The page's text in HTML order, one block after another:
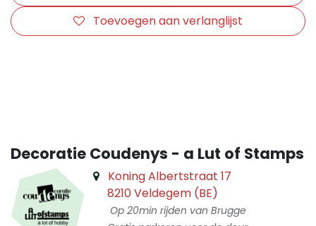
Toevoegen aan verlanglijst
Decoratie Coudenys - a Lut of Stamps
Koning Albertstraat 17
8210 Veldegem (BE)
Op 20min rijden van Brugge